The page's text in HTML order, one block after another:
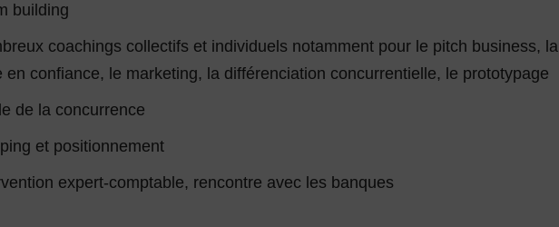
building
coachings collectifs et individuels notamment pour le pitch business, la
en confiance, le marketing, la différenciation concurrentielle, le prototypage
de la concurrence
et positionnement
expert-comptable, rencontre avec les banques